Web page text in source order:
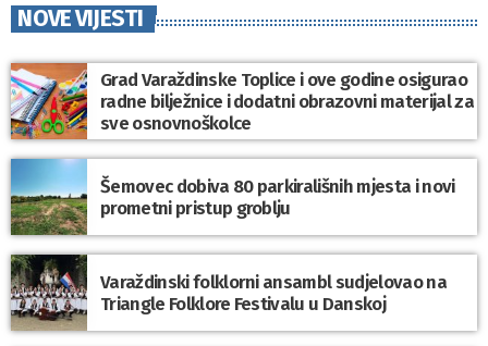
NOVE VIJESTI
Grad Varaždinske Toplice i ove godine osigurao
radne bilježnice i dodatni obrazovni materijal za
sve osnovnoškolce
Šemovec dobiva 80 parkirališnih mjesta i novi
prometni pristup groblju
Varaždinski folklorni ansambl sudjelovao na
Triangle Folklore Festivalu u Danskoj